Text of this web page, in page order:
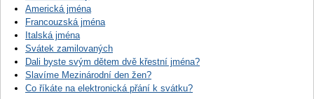
Americká jména
Francouzská jména
Italská jména
Svátek zamilovaných
Dali byste svým dětem dvě křestní jména?
Slavíme Mezinárodní den žen?
Co říkáte na elektronická přání k svátku?